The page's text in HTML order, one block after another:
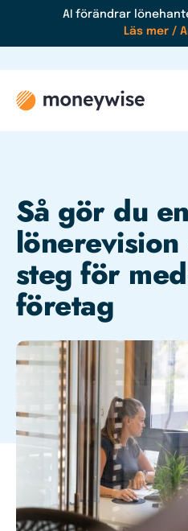
AI förändrar
Läs mer /
Så gör du en
steg för
företag